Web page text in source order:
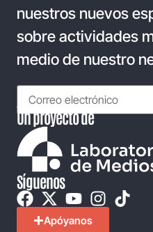
nuestros nuevos
sobre actividades
medio de nuestro
Un proyecto de
Síguenos
Apóyanos